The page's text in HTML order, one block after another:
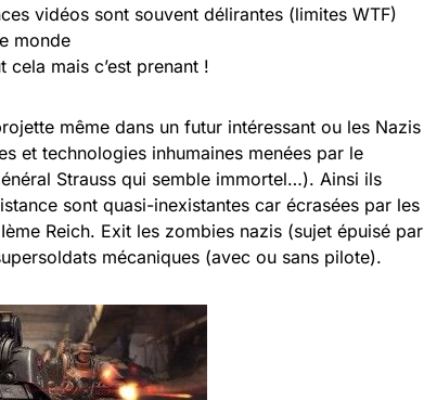
vidéos sont souvent délirantes (limites WTF)
monde
mais c’est prenant !
même dans un futur intéressant ou les Nazis
et technologies inhumaines menées par le
Strauss qui semble immortel…). Ainsi ils
sont quasi-inexistantes car écrasées par les
Reich. Exit les zombies nazis (sujet épuisé par
mécaniques (avec ou sans pilote).